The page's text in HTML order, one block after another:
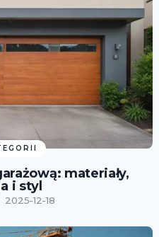
materiały,
i styl
2025-12-18